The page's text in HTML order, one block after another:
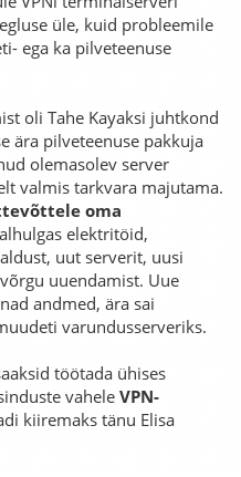
üle, kuid probleemile
ega ka pilveteenuse
oli Tahe Kayaksi juhtkond
ära pilveteenuse pakkuja
olemasolev server
valmis tarkvara majutama.
oma
elektritöid,
uut serverit, uusi
uuendamist. Uue
andmed, ära sai
varundusserveriks.
töötada ühises
vahele VPN-
kiiremaks tänu Elisa